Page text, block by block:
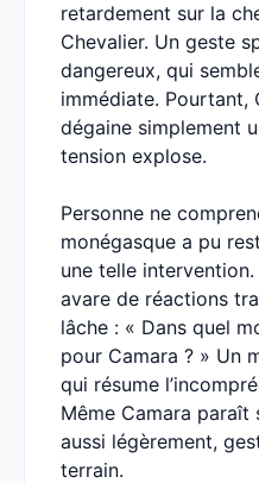
retardement sur la
Chevalier. Un geste
dangereux, qui
immédiate. Pourtant,
dégaine simplement
tension explose.
Personne ne
monégasque a pu
une telle
avare de réactions
lâche : « Dans quel
pour Camara ? » Un
qui résume
Même Camara paraît
aussi légèrement,
terrain.